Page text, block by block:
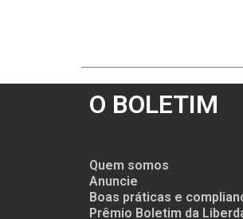
O BOLETIM
Quem somos
Anuncie
Boas práticas e
Prêmio Boletim da